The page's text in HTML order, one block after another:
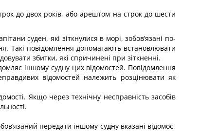
до двох років, або арештом на строк до шести
суден, які зіткнулися в морі, зобов’язані по­
Такі повідомлення допомагають встановлювати
збитки, які спричинені при зіткненні.
іншому судну цих відомостей. Повідомлення
відомостей належить розцінювати як
Якщо через технічну несправність засобів
передати іншому судну вказані відомос­